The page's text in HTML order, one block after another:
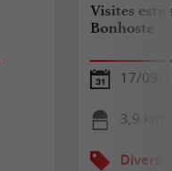
Visites
Bonhoste
17/09/
3,9 km
Divers